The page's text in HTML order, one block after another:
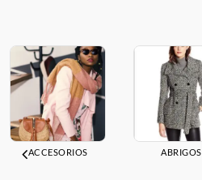
ACCESORIOS ABRIGOS